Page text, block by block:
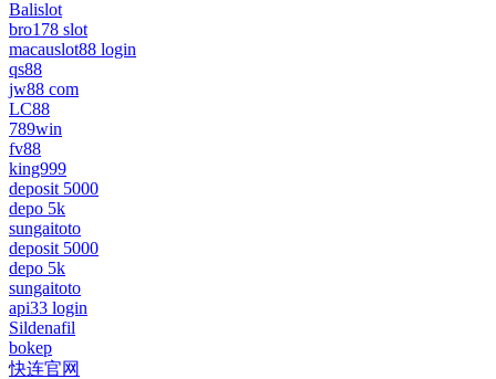
Balislot
bro178 slot
macauslot88 login
qs88
jw88 com
LC88
789win
fv88
king999
deposit 5000
depo 5k
sungaitoto
deposit 5000
depo 5k
sungaitoto
api33 login
Sildenafil
bokep
快连官网